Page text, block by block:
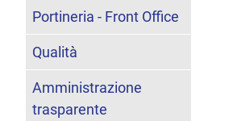
Portineria - Front Office
Qualità
Amministrazione
trasparente